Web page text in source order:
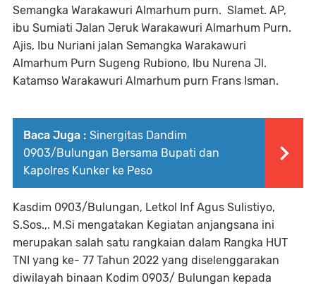
Semangka Warakawuri Almarhum purn. Slamet. AP,
ibu Sumiati Jalan Jeruk Warakawuri Almarhum Purn.
Ajis, Ibu Nuriani jalan Semangka Warakawuri
Almarhum Purn Sugeng Rubiono, Ibu Nurena Jl.
Katamso Warakawuri Almarhum purn Frans Isman.
Baca Juga : Sinergitas Dandim
0903/Bulungan Bersama Bupati dan
Kapolres Kunker ke Peso
Kasdim 0903/Bulungan, Letkol Inf Agus Sulistiyo,
S.Sos.,. M.Si mengatakan Kegiatan anjangsana ini
merupakan salah satu rangkaian dalam Rangka HUT
TNI yang ke- 77 Tahun 2022 yang diselenggarakan
diwilayah binaan Kodim 0903/ Bulungan kepada